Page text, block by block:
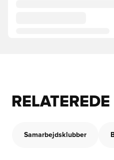
Samarbejdsklubber